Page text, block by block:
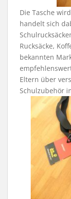
Die Tasche
handelt sich
Rucksäcke,
bekannten
Eltern über
Schulzubehör